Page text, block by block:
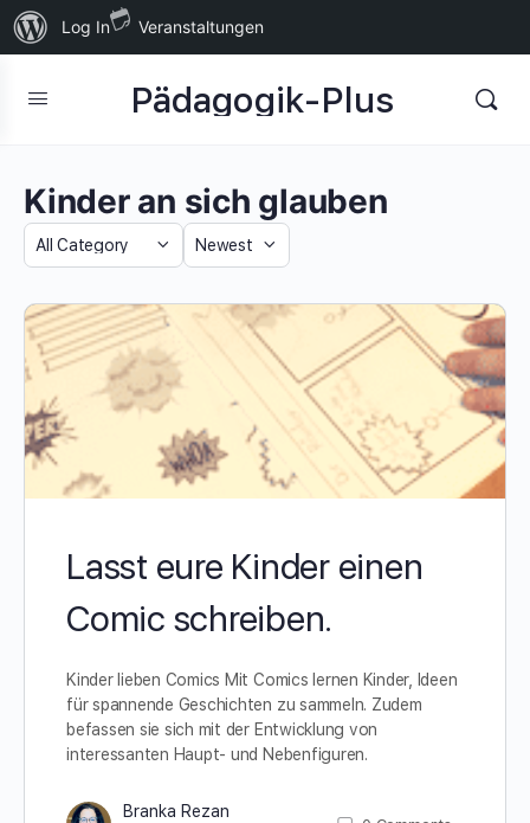
Über
WordPress
Log In Veranstaltungen
Pädagogik-Plus
Kinder an sich glauben
Category
Sort
Lasst eure Kinder einen
Comic schreiben.
Kinder lieben Comics Mit Comics lernen Kinder, Ideen
für spannende Geschichten zu sammeln. Zudem
befassen sie sich mit der Entwicklung von
interessanten Haupt- und Nebenfiguren.
Branka Rezan